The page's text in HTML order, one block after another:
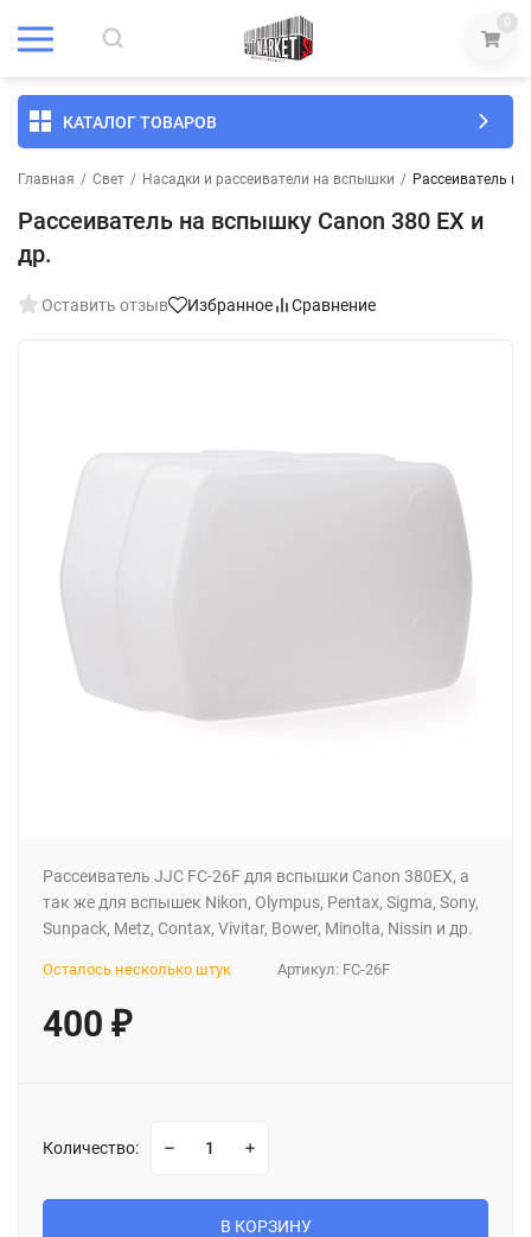
0
КАТАЛОГ ТОВАРОВ
Главная / Свет / Насадки и рассеиватели на вспышки / Рассеиватель
Рассеиватель на вспышку Canon 380 EX и
др.
Оставить отзыв Избранное Сравнение
Рассеиватель JJC FC-26F для вспышки Canon 380EX, а
так же для вспышек Nikon, Olympus, Pentax, Sigma, Sony,
Sunpack, Metz, Contax, Vivitar, Bower, Minolta, Nissin и др.
Артикул: FC-26F
Осталось несколько штук
400 ₽
Количество:
В КОРЗИНУ